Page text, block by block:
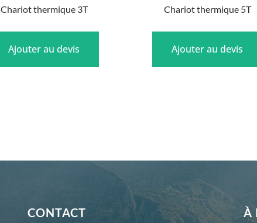
Chariot thermique 3T
Ajouter au devis
Chariot thermique 5T
Ajouter au devis
CONTACT À